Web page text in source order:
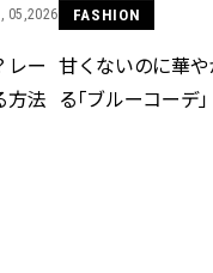
05,2026
レー
方法
FASHION
甘くないのに華や
る「ブルーコーデ」
BEAUTY Aug, 6, 2026
アラサーのまとめ髪が垢
「即戦力アクセ」たち |
クラッシィ]